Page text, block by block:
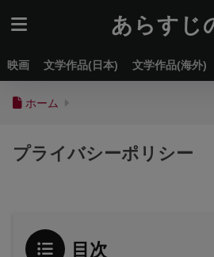
あらすじ
映画 文学作品(日本) 文学作品(海外)
ホーム
プライバシーポリシー
目次